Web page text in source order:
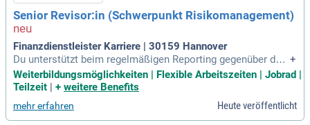
Senior Revisor:in (Schwerpunkt Risikomanagement)
Finanzdienstleister Karriere | 30159 Hannover
Du unterstützt beim regelmäßigen Reporting gegenüber dem
Vorstand und führst bei Bedarf ad-hoc-Informationen an den
Leiter der Internen Revision durch.
+
Weiterbildungsmöglichkeiten | Flexible Arbeitszeiten | Jobrad |
Teilzeit
+ weitere Benefits
mehr erfahren Heute veröffentlicht